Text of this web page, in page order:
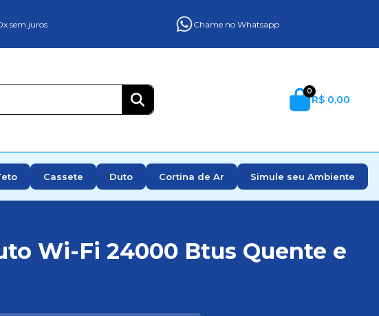
sem juros Chame no Whatsapp
0
R$ 0,00
Cassete Duto Cortina de Ar Simule seu Ambiente
Wi-Fi 24000 Btus Quente e